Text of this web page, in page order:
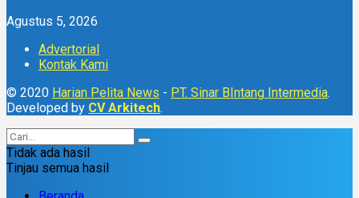
Agustus 5, 2026
Advertorial
Kontak Kami
© 2020 Harian Pelita News - PT. Sinar BIntang Intermedia.
Developed by CV Arkitech.
Tidak ada hasil
Tinjau semua hasil